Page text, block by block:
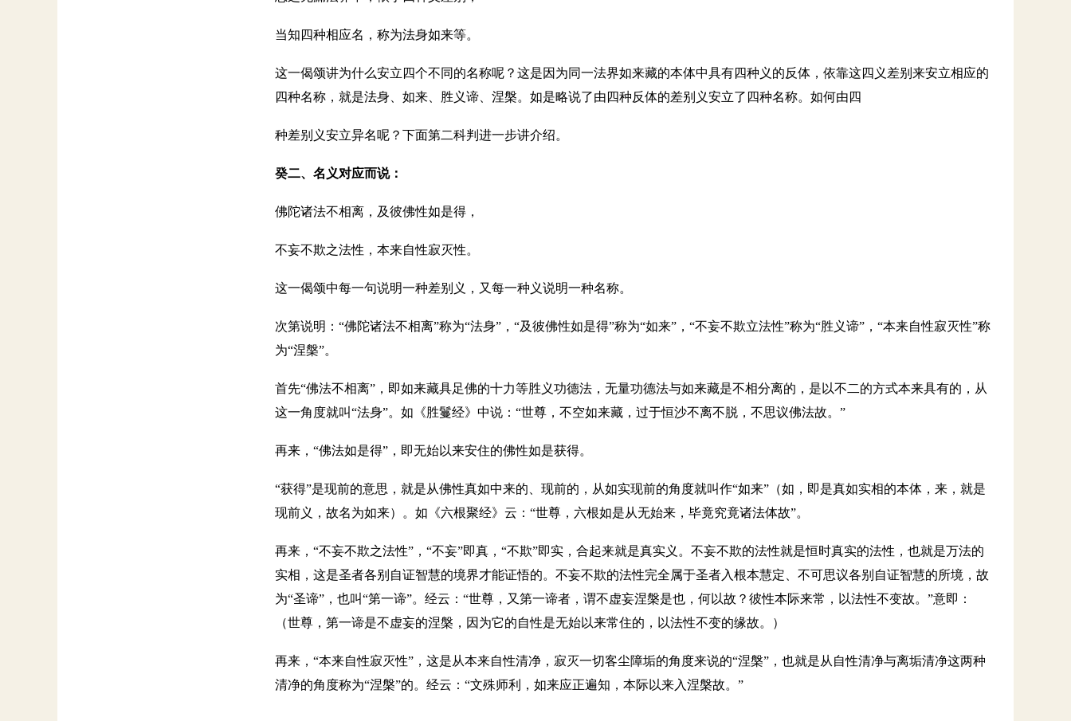
当知四种相应名，称为法身如来等。
这一偈颂讲为什么安立四个不同的名称呢？这是因为同一法界如来藏的本体中具有四种义的反体，依靠这四义差别来安立相应的
四种名称，就是法身、如来、胜义谛、涅槃。如是略说了由四种反体的差别义安立了四种名称。如何由四
种差别义安立异名呢？下面第二科判进一步讲介绍。
癸二、名义对应而说：
佛陀诸法不相离，及彼佛性如是得，
不妄不欺之法性，本来自性寂灭性。
这一偈颂中每一句说明一种差别义，又每一种义说明一种名称。
次第说明：“佛陀诸法不相离”称为“法身”，“及彼佛性如是得”称为“如来”，“不妄不欺立法性”称为“胜义谛”，“本来自性寂灭性”称
为“涅槃”。
首先“佛法不相离”，即如来藏具足佛的十力等胜义功德法，无量功德法与如来藏是不相分离的，是以不二的方式本来具有的，从
这一角度就叫“法身”。如《胜鬘经》中说：“世尊，不空如来藏，过于恒沙不离不脱，不思议佛法故。”
再来，“佛法如是得”，即无始以来安住的佛性如是获得。
“获得”是现前的意思，就是从佛性真如中来的、现前的，从如实现前的角度就叫作“如来”（如，即是真如实相的本体，来，就是
现前义，故名为如来）。如《六根聚经》云：“世尊，六根如是从无始来，毕竟究竟诸法体故”。
再来，“不妄不欺之法性”，“不妄”即真，“不欺”即实，合起来就是真实义。不妄不欺的法性就是恒时真实的法性，也就是万法的
实相，这是圣者各别自证智慧的境界才能证悟的。不妄不欺的法性完全属于圣者入根本慧定、不可思议各别自证智慧的所境，故
为“圣谛”，也叫“第一谛”。经云：“世尊，又第一谛者，谓不虚妄涅槃是也，何以故？彼性本际来常，以法性不变故。”意即：
（世尊，第一谛是不虚妄的涅槃，因为它的自性是无始以来常住的，以法性不变的缘故。）
再来，“本来自性寂灭性”，这是从本来自性清净，寂灭一切客尘障垢的角度来说的“涅槃”，也就是从自性清净与离垢清净这两种
清净的角度称为“涅槃”的。经云：“文殊师利，如来应正遍知，本际以来入涅槃故。”